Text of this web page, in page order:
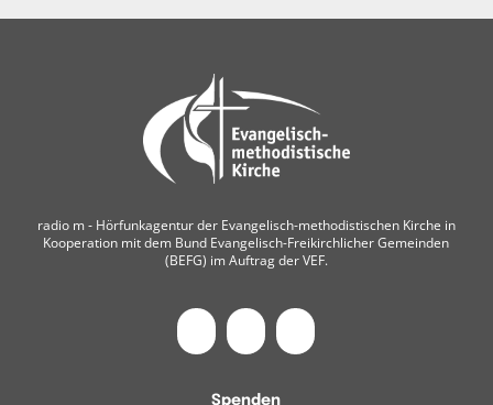
radio m ‐ Hörfunkagentur der Evangelisch-methodistischen Kirche in
Kooperation mit dem Bund Evangelisch-Freikirchlicher Gemeinden
(BEFG) im Auftrag der VEF.
Spenden